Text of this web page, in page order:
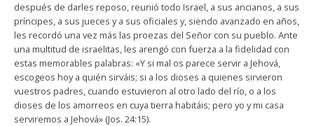
después de darles reposo, reunió todo Israel, a sus ancianos, a sus
príncipes, a sus jueces y a sus oficiales y, siendo avanzado en años,
les recordó una vez más las proezas del Señor con su pueblo. Ante
una multitud de israelitas, les arengó con fuerza a la fidelidad con
estas memorables palabras: «Y si mal os parece servir a Jehová,
escogeos hoy a quién sirváis; si a los dioses a quienes sirvieron
vuestros padres, cuando estuvieron al otro lado del río, o a los
dioses de los amorreos en cuya tierra habitáis; pero yo y mi casa
serviremos a Jehová» (Jos. 24:15).